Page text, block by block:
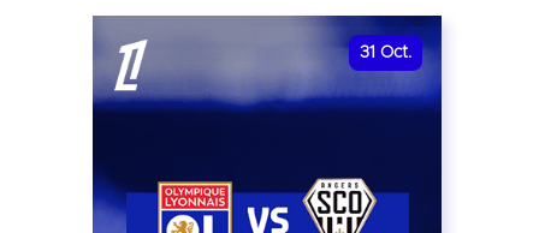
date et heure à confirmer
RÉSERVER
31 Oct.